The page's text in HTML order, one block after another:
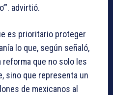
advirtió.
es prioritario proteger
lo que, según señaló,
que no solo les
sino que representa un
de mexicanos al